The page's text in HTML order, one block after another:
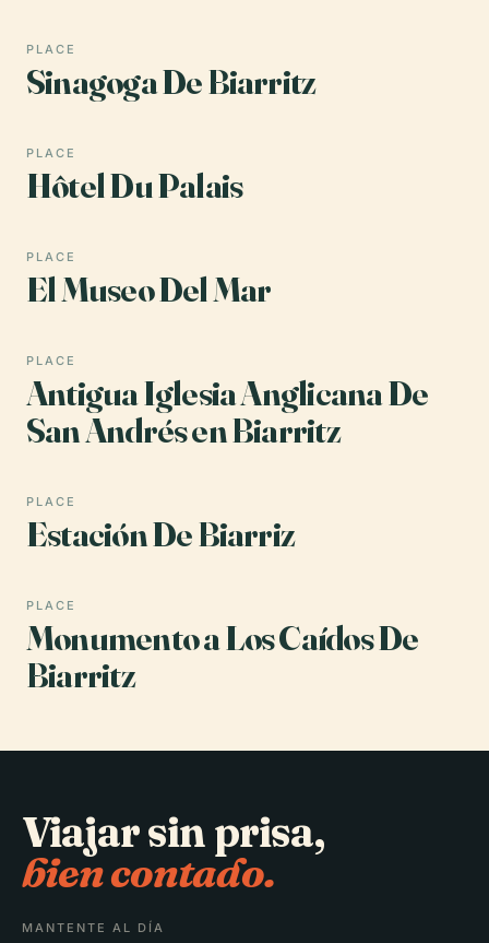
PLACE
Sinagoga De Biarritz
PLACE
Hôtel Du Palais
PLACE
El Museo Del Mar
PLACE
Antigua Iglesia Anglicana De
San Andrés en Biarritz
PLACE
Estación De Biarriz
PLACE
Monumento a Los Caídos De
Biarritz
Viajar sin prisa,
bien contado.
MANTENTE AL DÍA